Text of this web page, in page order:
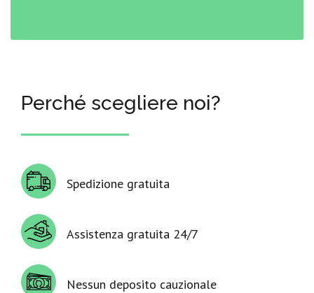
Perché scegliere noi?
Spedizione gratuita
Assistenza gratuita 24/7
Nessun deposito cauzionale